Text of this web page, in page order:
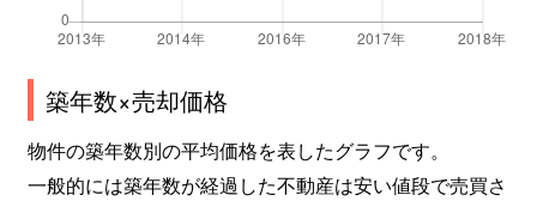
築年数×売却価格
物件の築年数別の平均価格を表したグラフです。
一般的には築年数が経過した不動産は安い値段で売買さ